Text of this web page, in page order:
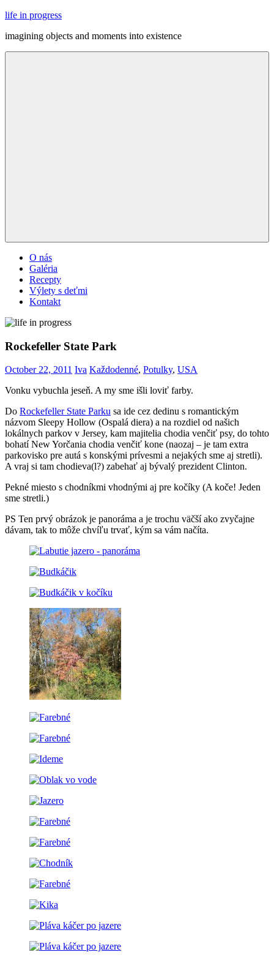
Skip
content
life in progress
imagining objects and moments into existence
O nás
Galéria
Recepty
Výlety s deťmi
Kontakt
Rockefeller State Park
October 22, 2011 Iva Každodenné, Potulky, USA
Vonku vybuchla jeseň. A my sme išli loviť farby.
Do Rockefeller State Parku sa ide cez dedinu s romantickým
názvom Sleepy Hollow (Ospalá diera) a na rozdiel od našich
lokálnych parkov v Jersey, kam majitelia chodia venčiť psy, do tohto
bohatí New Yorčania chodia venčiť kone (naozaj – je tam extra
parkovisko pre autá s konskými prívesmi a nejakých sme aj stretli).
A vraj si tam chodieva(l?) zabehať aj bývalý prezident Clinton.
Pekné miesto s chodníkmi vhodnými aj pre kočíky (A koče! Jeden
sme stretli.)
PS Ten prvý obrázok je panoráma a je trochu väčší ako zvyčajne
dávam, tak to môže chvíľu trvať, kým sa vám načíta.